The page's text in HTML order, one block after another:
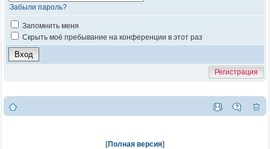
Забыли пароль?
Запомнить меня
Скрыть моё пребывание на конференции в этот раз
Регистрация
[Полная версия]